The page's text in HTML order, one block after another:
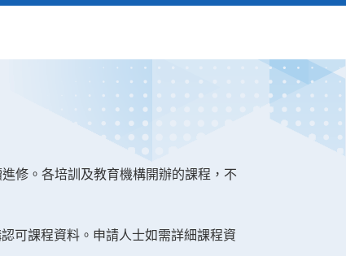
修。各培訓及教育機構開辦的課程，不
可課程資料。申請人士如需詳細課程資